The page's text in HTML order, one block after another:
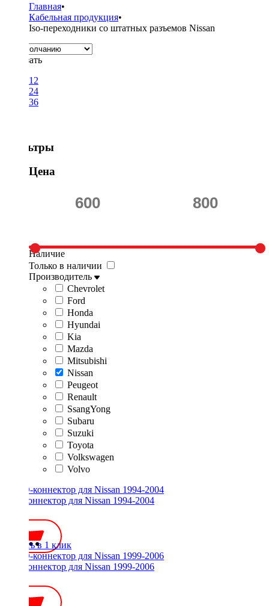
Главная•
Кабельная продукция•
Iso-переходники со штатных разъемов Nissan
Показать
12
24
36
Фильтры
Цена
Наличие
Только в наличии
Производитель
Chevrolet
Ford
Honda
Hyundai
Kia
Mazda
Mitsubishi
Nissan
Peugeot
Renault
SsangYong
Subaru
Suzuki
Toyota
Volkswagen
Volvo
ISO-коннектор для Nissan 1994-2004
Купить в 1 клик
ISO-коннектор для Nissan 1999-2006